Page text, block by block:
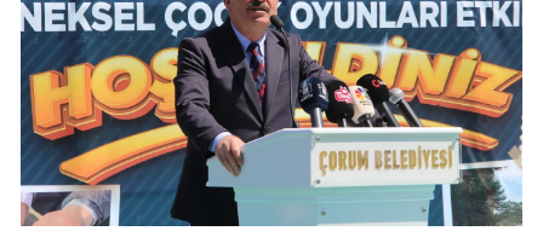
Samsun
Siirt
Sinop
Sivas